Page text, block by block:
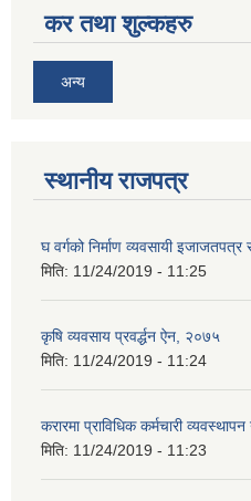
कर तथा शुल्कहरु
अन्य
स्थानीय राजपत्र
घ वर्गको निर्माण व्यवसायी इजाजतपत्र
मिति: 11/24/2019 - 11:25
कृषि व्यवसाय प्रवर्द्धन ऐन, २०७५
मिति: 11/24/2019 - 11:24
करारमा प्राविधिक कर्मचारी
मिति: 11/24/2019 - 11:23